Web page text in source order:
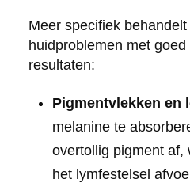
Meer specifiek
huidproblemen met
resultaten:
Pigmentvlekken en
melanine te
overtollig pigment af,
het lymfestelsel